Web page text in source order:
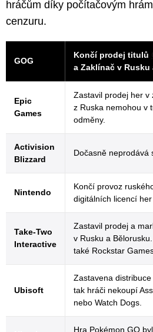
hráčům díky počítačovým
cenzuru.
GOG
Končí prodej titulů
a Zaklínač v
Epic
Games
Zastavil prodej her v
z Ruska nemohou v
odměny.
Activision
Blizzard
Dočasně neprodává
Nintendo
Končí provoz
digitálních licencí
Take-Two
Interactive
Zastavil prodej a
v Rusku a
také Rockstar
Ubisoft
Zastavena
tak hráči nekoupí
nebo Watch Dogs.
Hra Pokémon GO